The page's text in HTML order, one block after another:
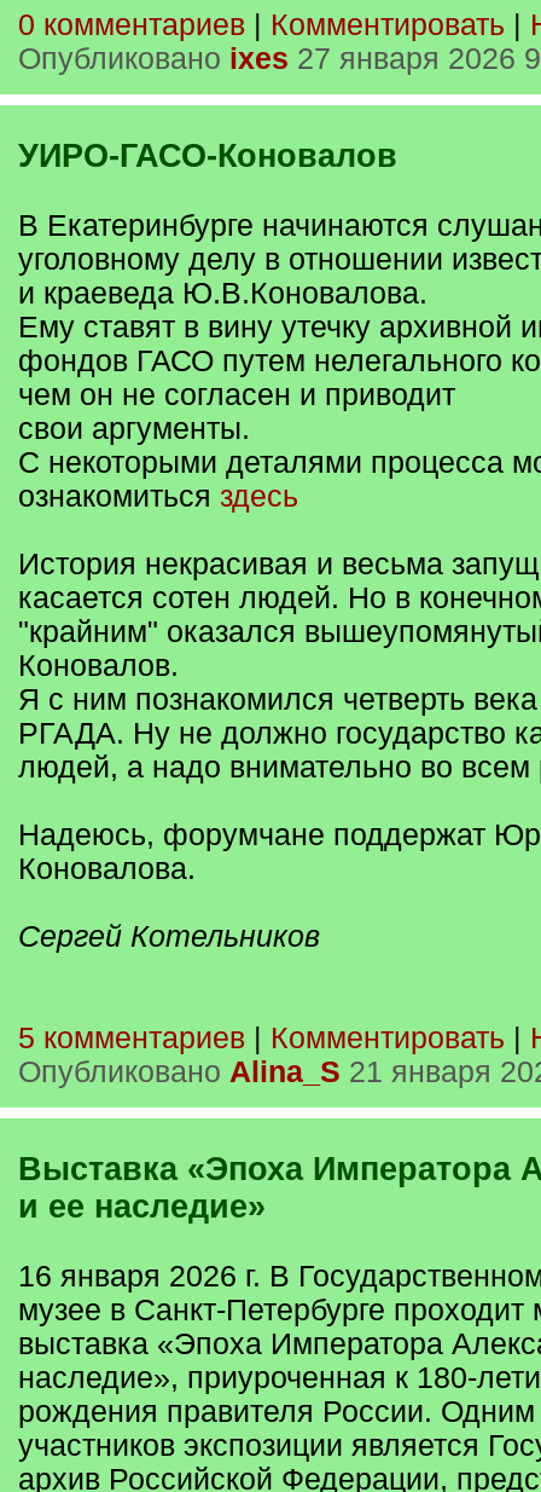
0 комментариев Комментировать
Опубликовано ixes 27 января 2026
УИРО-ГАСО-Коновалов
В Екатеринбурге начинаются
уголовному делу в отношении
и краеведа Ю.В.Коновалова.
Ему ставят в вину утечку архивной
фондов ГАСО путем нелегального
чем он не согласен и приводит
свои аргументы.
С некоторыми деталями процесса
ознакомиться здесь
История некрасивая и весьма
касается сотен людей. Но в
"крайним" оказался
Коновалов.
Я с ним познакомился четверть
РГАДА. Ну не должно государство
людей, а надо внимательно во всем
Надеюсь, форумчане поддержат
Коновалова.
Сергей Котельников
5 комментариев Комментировать
Опубликовано Alina_S 21 января
Выставка «Эпоха Императора Александра III
и ее наследие»
16 января 2026 г. В
музее в Санкт-Петербурге
выставка «Эпоха Императора
наследие», приуроченная к 180-
рождения правителя России. Одним
участников экспозиции является
архив Российской Федерации,